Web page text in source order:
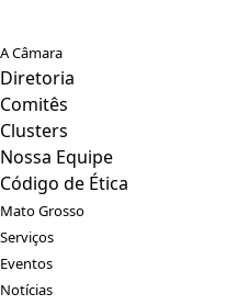
A Câmara
Diretoria
Comitês
Clusters
Nossa Equipe
Código de Ética
Mato Grosso
Serviços
Eventos
Notícias